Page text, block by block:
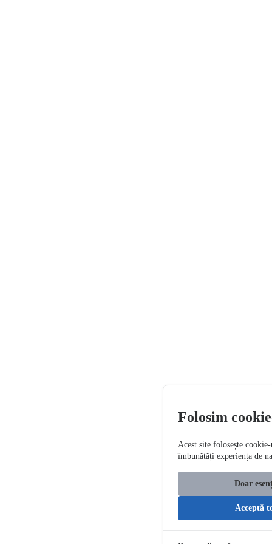
Folosim
Acest site folosește
îmbunătăți experiența de
Doar
Acceptă